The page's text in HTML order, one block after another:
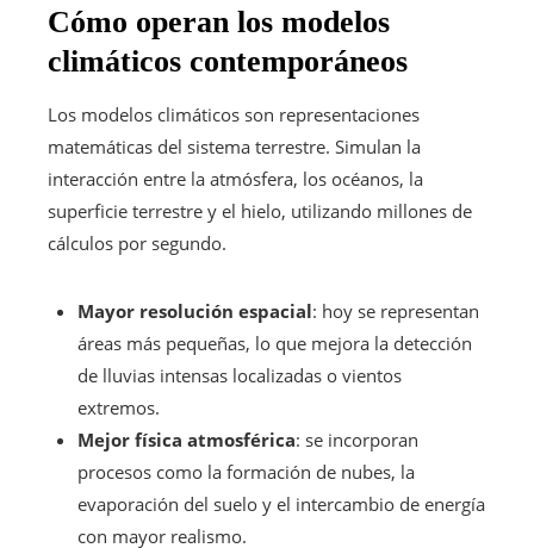
Cómo operan los modelos
climáticos contemporáneos
Los modelos climáticos son representaciones
matemáticas del sistema terrestre. Simulan la
interacción entre la atmósfera, los océanos, la
superficie terrestre y el hielo, utilizando millones de
cálculos por segundo.
Mayor resolución espacial: hoy se representan
áreas más pequeñas, lo que mejora la detección
de lluvias intensas localizadas o vientos
extremos.
Mejor física atmosférica: se incorporan
procesos como la formación de nubes, la
evaporación del suelo y el intercambio de energía
con mayor realismo.